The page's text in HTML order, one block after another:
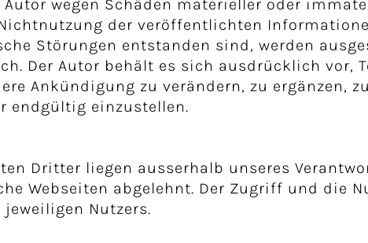
wegen Schäden materieller oder
der veröffentlichten
Störungen entstanden sind, werden
Der Autor behält es sich ausdrücklich vor,
Ankündigung zu verändern, zu ergänzen,
endgültig einzustellen.
Dritter liegen ausserhalb unseres
Webseiten abgelehnt. Der Zugriff und die
Nutzers.